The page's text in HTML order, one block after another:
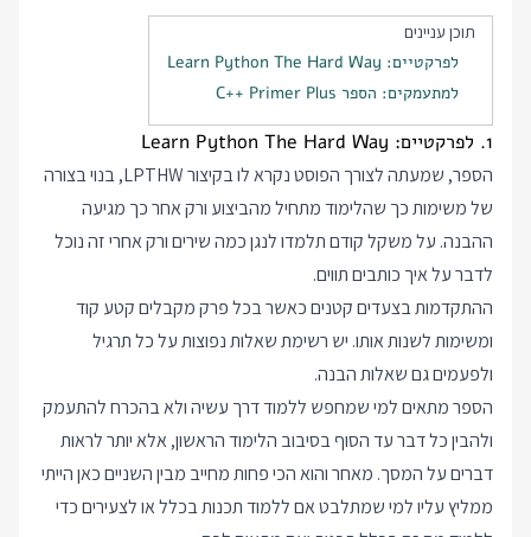
תוכן עניינים
לפרקטיים: Learn Python The Hard Way
למתעמקים: הספר C++ Primer Plus
1. לפרקטיים: Learn Python The Hard Way
הספר, שמעתה לצורך הפוסט נקרא לו בקיצור LPTHW, בנוי בצורה
של משימות כך שהלימוד מתחיל מהביצוע ורק אחר כך מגיעה
ההבנה. על משקל קודם תלמדו לנגן כמה שירים ורק אחרי זה נוכל
לדבר על איך כותבים תווים.
ההתקדמות בצעדים קטנים כאשר בכל פרק מקבלים קטע קוד
ומשימות לשנות אותו. יש רשימת שאלות נפוצות על כל תרגיל
ולפעמים גם שאלות הבנה.
הספר מתאים למי שמחפש ללמוד דרך עשיה ולא בהכרח להתעמק
ולהבין כל דבר עד הסוף בסיבוב הלימוד הראשון, אלא יותר לראות
דברים על המסך. מאחר והוא הכי פחות מחייב מבין השניים כאן הייתי
ממליץ עליו למי שמתלבט אם ללמוד תכנות בכלל או לצעירים כדי